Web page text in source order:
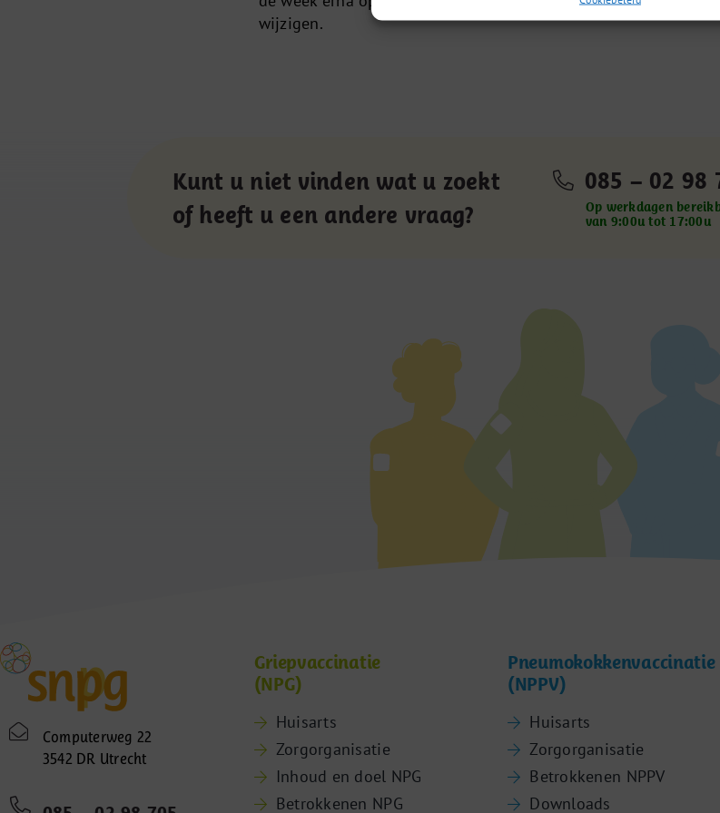
wijzigen.
Kunt u niet vinden wat u zoekt
of heeft u een andere vraag?
085 – 02 98
Op werkdagen
van 9:00u tot 17:00u
Computerweg 22
3542 DR Utrecht
Griepvaccinatie
(NPG)
Huisarts
Zorgorganisatie
Inhoud en doel NPG
Betrokkenen NPG
Pneumokokkenvaccinatie
(NPPV)
Huisarts
Zorgorganisatie
Betrokkenen NPPV
Downloads